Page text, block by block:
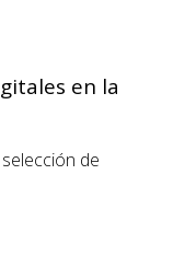
en la